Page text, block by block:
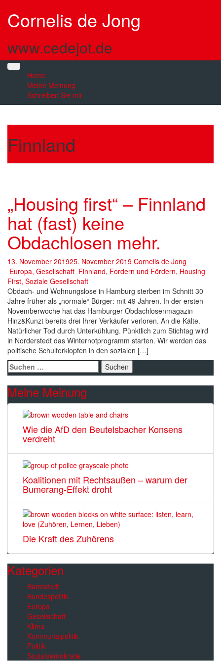
content
Cornelis de Jong
www.cedejot.de
Home
Meine Meinung
Schreiben Sie mir
Finnland
„Housing first“ – Finnland
hat (fast) keine
Obdachlosen mehr.
13. November 201925. November 2019 Cornelis de Jong
Europa, Gesellschaft Finnland, Fordern und Fördern, Housing
First, Soziale Gesellschaft
Obdach- und Wohnungslose in Hamburg sterben im Schnitt 30
Jahre früher als „normale“ Bürger: mit 49 Jahren. In der ersten
Novemberwoche hat das Hamburger Obdachlosenmagazin
Hinz&Kunzt bereits drei Ihrer Verkäufer verloren. An die Kälte.
Natürlicher Tod durch Unterkühlung. Pünktlich zum Stichtag wird
in Norderstedt das Winternotprogramm starten. Wir werden das
politische Schulterklopfen in den sozialen […]
Suchen
nach:
Meine Meinung
Wie die AfD den Beutelsbacher Konsens
verdreht
Koalitionen mit Rechtsaußen – warum der
Bumerang-Effekt droht
Die Kraft des Zuhörens
Kategorien
Barmstedt
Bundespolitik
Europa
Gesellschaft
Klima
Kommunalpolitik
Politik
Sozialdemokratie